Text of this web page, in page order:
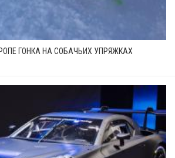
ГОНКА НА СОБАЧЬИХ УПРЯЖКАХ